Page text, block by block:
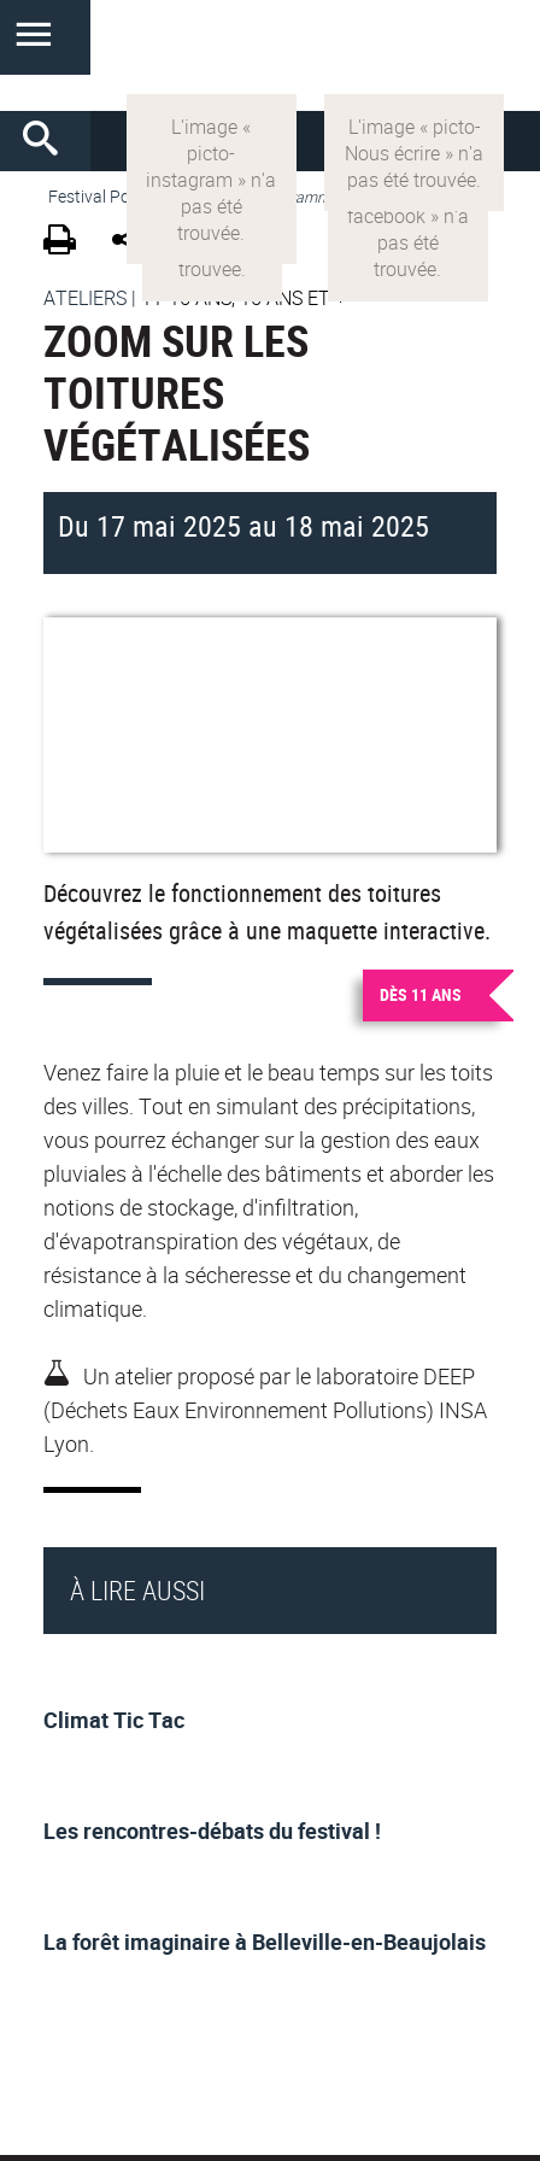
Festival Pop'Sciences >VF Programme 2025
ATELIERS | 11-15 ANS, 15 ANS ET +
ZOOM SUR LES
TOITURES
VÉGÉTALISÉES
Du 17 mai 2025 au 18 mai 2025
Découvrez le fonctionnement des toitures
végétalisées grâce à une maquette interactive.
DÈS 11 ANS
Venez faire la pluie et le beau temps sur les toits
des villes. Tout en simulant des précipitations,
vous pourrez échanger sur la gestion des eaux
pluviales à l'échelle des bâtiments et aborder les
notions de stockage, d'infiltration,
d'évapotranspiration des végétaux, de
résistance à la sécheresse et du changement
climatique.
Un atelier proposé par le laboratoire DEEP
(Déchets Eaux Environnement Pollutions) INSA
Lyon.
À LIRE AUSSI
Climat Tic Tac
Les rencontres-débats du festival !
La forêt imaginaire à Belleville-en-Beaujolais